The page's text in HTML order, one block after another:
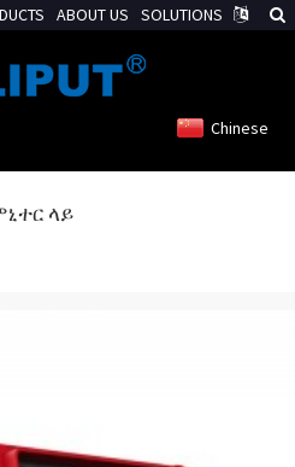
Chinese
ላይ
ABOUT US SOLUTIONS